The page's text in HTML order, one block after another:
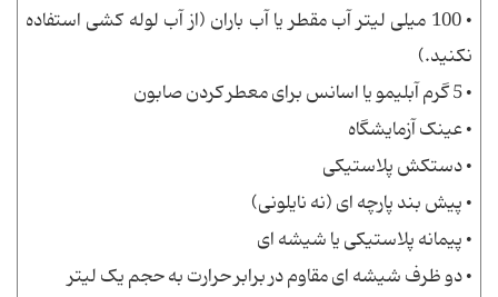
• 100 میلی لیتر آب مقطر یا آب باران (از آب لوله کشی استفاده
نکنید.)
• 5 گرم آبلیمو یا اسانس برای معطر کردن صابون
• عینک آزمایشگاه
• دستکش پلاستیکی
• پیش بند پارچه ای (نه نایلونی)
• پیمانه پلاستیکی یا شیشه ای
• دو ظرف شیشه ای مقاوم در برابر حرارت به حجم یک لیتر